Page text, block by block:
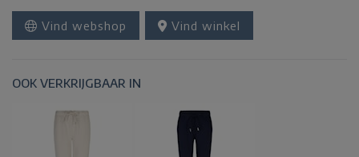
Vind webshop Vind winkel
OOK VERKRIJGBAAR IN